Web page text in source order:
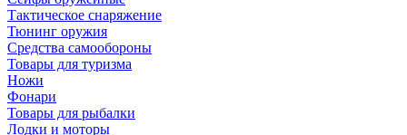
Тактическое снаряжение
Тюнинг оружия
Средства самообороны
Товары для туризма
Ножи
Фонари
Товары для рыбалки
Лодки и моторы